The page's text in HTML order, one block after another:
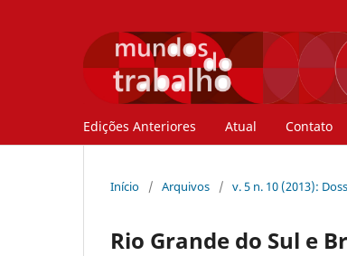
Edições Anteriores Atual Contato
Início / Arquivos / v. 5 n. 10 (2013):
Rio Grande do Sul e